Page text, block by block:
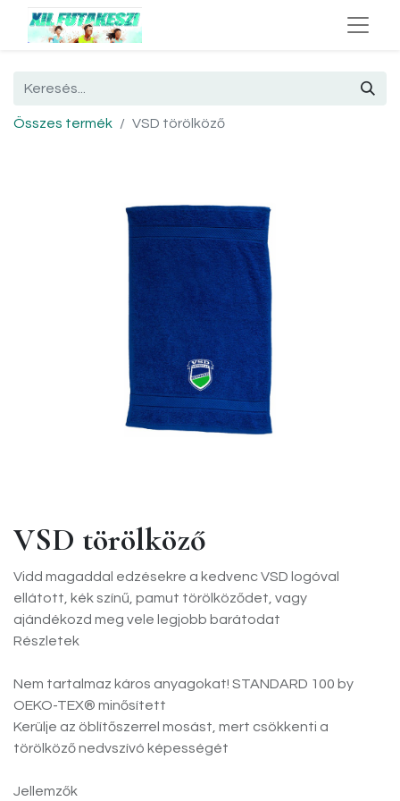
Összes termék VSD törölköző
VSD törölköző
Vidd magaddal edzésekre a kedvenc VSD logóval
ellátott, kék színű, pamut törölköződet, vagy
ajándékozd meg vele legjobb barátodat
Részletek
Nem tartalmaz káros anyagokat! STANDARD 100 by
OEKO-TEX® minősített
Kerülje az öblítőszerrel mosást, mert csökkenti a
törölköző nedvszívó képességét
Jellemzők